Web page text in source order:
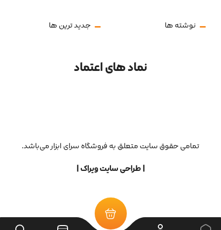
نوشته ها جدید ترین ها
نماد های اعتماد
تمامی حقوق سایت متعلق به فروشگاه سرای ابزار می‌باشد.
| طراحی سایت ویراک |